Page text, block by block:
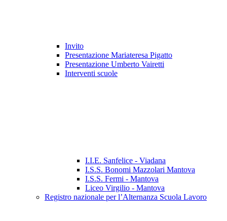
Invito
Presentazione Mariateresa Pigatto
Presentazione Umberto Vairetti
Interventi scuole
I.I.E. Sanfelice - Viadana
I.S.S. Bonomi Mazzolari Mantova
I.S.S. Fermi - Mantova
Liceo Virgilio - Mantova
Registro nazionale per l’Alternanza Scuola Lavoro